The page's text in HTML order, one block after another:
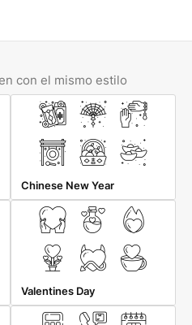
con el mismo estilo
Chinese New Year
Valentines Day